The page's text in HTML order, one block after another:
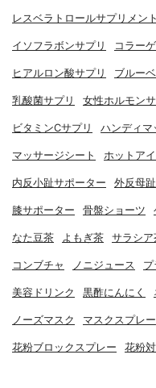
レスベラトロールサプリメント
イソフラボンサプリ コラー
ヒアルロン酸サプリ ブルー
乳酸菌サプリ 女性ホルモン
ビタミンCサプリ ハンディマ
マッサージシート ホットア
内反小趾サポーター 外反母
膝サポーター 骨盤ショーツ
なた豆茶 よもぎ茶 サラシア
コンブチャ ノニジュース プ
美容ドリンク 黒酢にんにく
ノーズマスク マスクスプレー
花粉ブロックスプレー 花粉